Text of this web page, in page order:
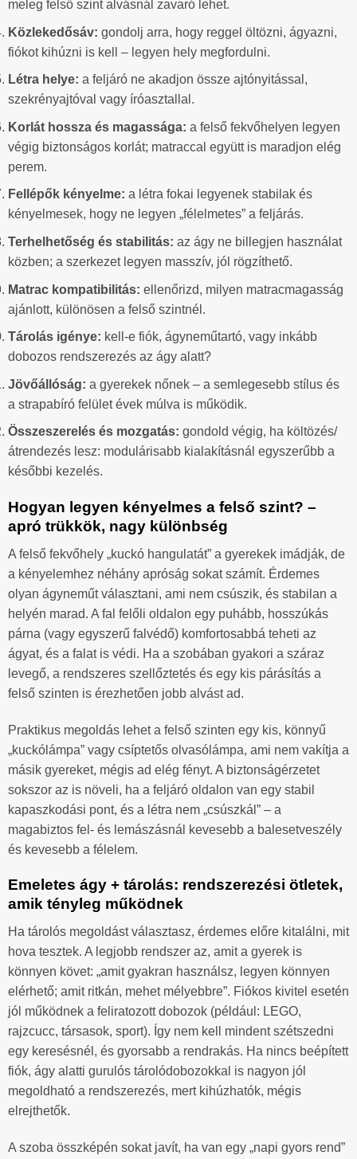
meleg felső szint alvásnál zavaró lehet.
Közlekedősáv: gondolj arra, hogy reggel öltözni, ágyazni,
fiókot kihúzni is kell – legyen hely megfordulni.
Létra helye: a feljáró ne akadjon össze ajtónyitással,
szekrényajtóval vagy íróasztallal.
Korlát hossza és magassága: a felső fekvőhelyen legyen
végig biztonságos korlát; matraccal együtt is maradjon elég
perem.
Fellépők kényelme: a létra fokai legyenek stabilak és
kényelmesek, hogy ne legyen „félelmetes” a feljárás.
Terhelhetőség és stabilitás: az ágy ne billegjen használat
közben; a szerkezet legyen masszív, jól rögzíthető.
Matrac kompatibilitás: ellenőrizd, milyen matracmagasság
ajánlott, különösen a felső szintnél.
Tárolás igénye: kell-e fiók, ágyneműtartó, vagy inkább
dobozos rendszerezés az ágy alatt?
Jövőállóság: a gyerekek nőnek – a semlegesebb stílus és
a strapabíró felület évek múlva is működik.
Összeszerelés és mozgatás: gondold végig, ha költözés/
átrendezés lesz: modulárisabb kialakításnál egyszerűbb a
későbbi kezelés.
Hogyan legyen kényelmes a felső szint? –
apró trükkök, nagy különbség
A felső fekvőhely „kuckó hangulatát” a gyerekek imádják, de
a kényelemhez néhány apróság sokat számít. Érdemes
olyan ágyneműt választani, ami nem csúszik, és stabilan a
helyén marad. A fal felőli oldalon egy puhább, hosszúkás
párna (vagy egyszerű falvédő) komfortosabbá teheti az
ágyat, és a falat is védi. Ha a szobában gyakori a száraz
levegő, a rendszeres szellőztetés és egy kis párásítás a
felső szinten is érezhetően jobb alvást ad.
Praktikus megoldás lehet a felső szinten egy kis, könnyű
„kuckólámpa” vagy csíptetős olvasólámpa, ami nem vakítja a
másik gyereket, mégis ad elég fényt. A biztonságérzetet
sokszor az is növeli, ha a feljáró oldalon van egy stabil
kapaszkodási pont, és a létra nem „csúszkál” – a
magabiztos fel- és lemászásnál kevesebb a balesetveszély
és kevesebb a félelem.
Emeletes ágy + tárolás: rendszerezési ötletek,
amik tényleg működnek
Ha tárolós megoldást választasz, érdemes előre kitalálni, mit
hova tesztek. A legjobb rendszer az, amit a gyerek is
könnyen követ: „amit gyakran használsz, legyen könnyen
elérhető; amit ritkán, mehet mélyebbre”. Fiókos kivitel esetén
jól működnek a feliratozott dobozok (például: LEGO,
rajzcucc, társasok, sport). Így nem kell mindent szétszedni
egy keresésnél, és gyorsabb a rendrakás. Ha nincs beépített
fiók, ágy alatti gurulós tárolódobozokkal is nagyon jól
megoldható a rendszerezés, mert kihúzhatók, mégis
elrejthetők.
A szoba összképén sokat javít, ha van egy „napi gyors rend”